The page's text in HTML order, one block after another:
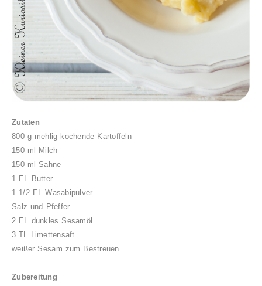
Zutaten
800 g mehlig kochende Kartoffeln
150 ml Milch
150 ml Sahne
1 EL Butter
1 1/2 EL Wasabipulver
Salz und Pfeffer
2 EL dunkles Sesamöl
3 TL Limettensaft
weißer Sesam zum Bestreuen
Zubereitung